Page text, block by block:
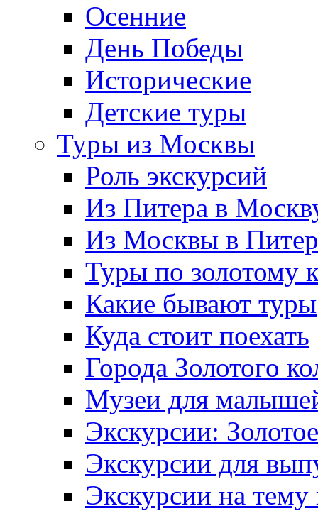
Осенние
День Победы
Исторические
Детские туры
Туры из Москвы
Роль экскурсий
Из Питера в
Из Москвы в Питер
Туры по золотому
Какие бывают туры
Куда стоит поехать
Города Золотого
Музеи для
Экскурсии:
Экскурсии для
Экскурсии на тему